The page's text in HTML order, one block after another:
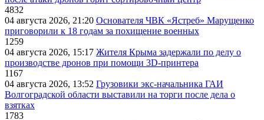
4832
04 августа 2026, 21:20 Основателя ЧВК «Ястреб» Марущенко
приговорили к 18 годам за похищение военных
1259
04 августа 2026, 15:17 Жителя Крыма задержали по делу о
производстве дронов при помощи 3D‑принтера
1167
04 августа 2026, 13:52 Грузовики экс-начальника ГАИ
Волгоградской области выставили на торги после дела о
взятках
1783